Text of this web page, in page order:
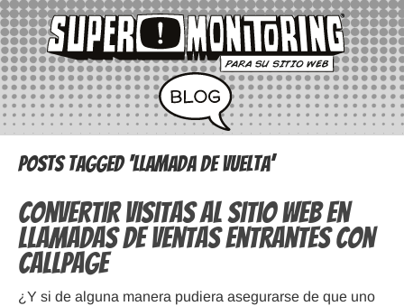
Posts Tagged ‘llamada de vuelta’
Convertir Visitas al Sitio Web en
Llamadas de Ventas Entrantes con
CallPage
¿Y si de alguna manera pudiera asegurarse de que uno